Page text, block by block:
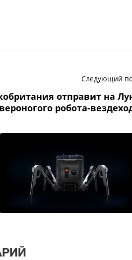
Следующий
отправит на
робота-